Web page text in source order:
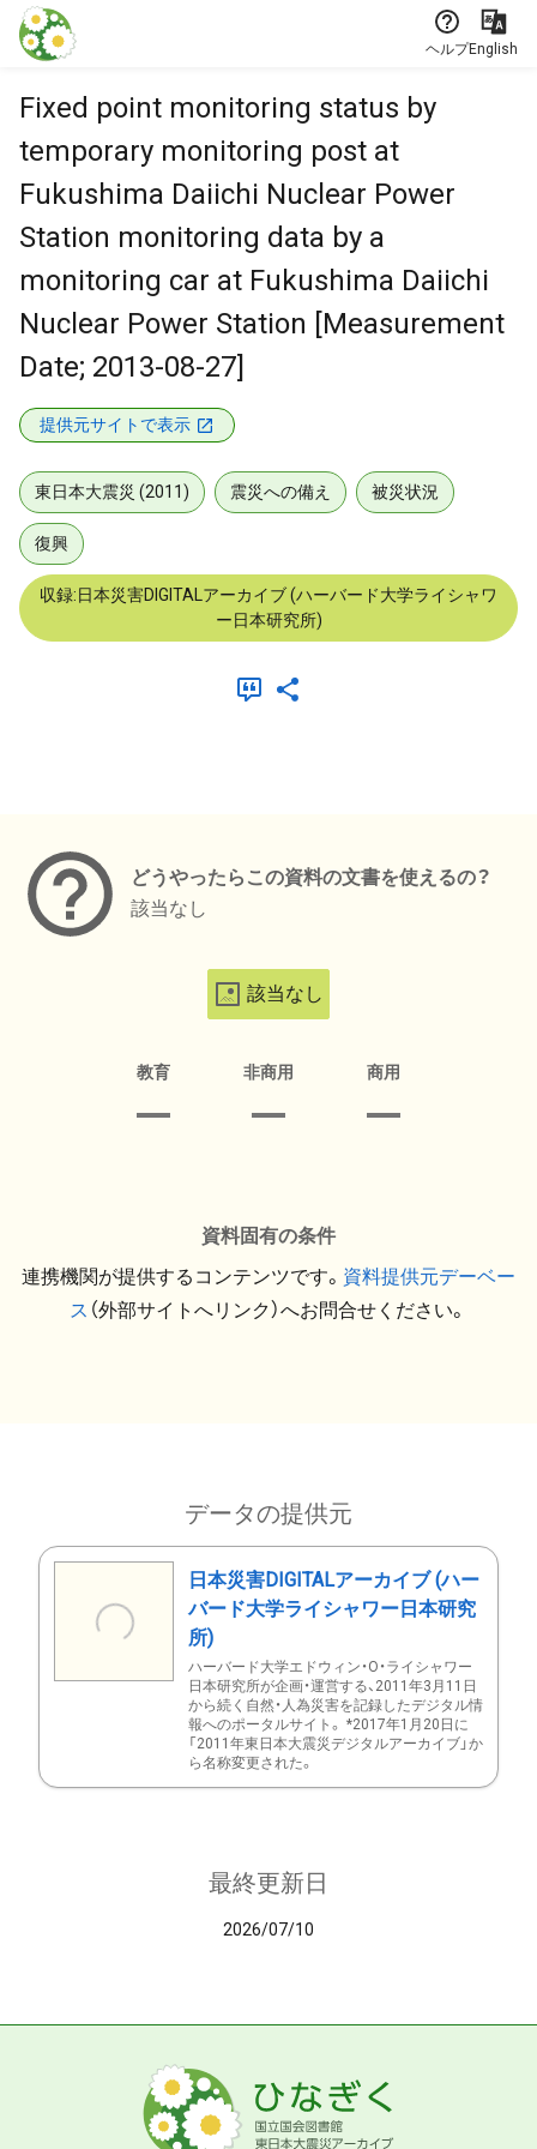
本文に飛ぶ
ヘルプEnglish
Fixed point monitoring status by
temporary monitoring post at
Fukushima Daiichi Nuclear Power
Station monitoring data by a
monitoring car at Fukushima Daiichi
Nuclear Power Station [Measurement
Date; 2013-08-27]
提供元サイトで表示
東日本大震災 (2011) 震災への備え 被災状況
復興
収録:日本災害DIGITALアーカイブ (ハーバード大学ライシャワ
ー日本研究所)
どうやったらこの資料の文書を使えるの？
該当なし
該当なし
教育 非商用 商用
資料固有の条件
連携機関が提供するコンテンツです。 資料提供元デーベー
ス （外部サイトへリンク）へお問合せください。
データの提供元
日本災害DIGITALアーカイブ (ハー
バード大学ライシャワー日本研究
所)
ハーバード大学エドウィン・O・ライシャワー
日本研究所が企画・運営する、2011年3月11日
から続く自然・人為災害を記録したデジタル情
報へのポータルサイト。 *2017年1月20日に
「2011年東日本大震災デジタルアーカイブ」か
ら名称変更された。
最終更新日
2026/07/10